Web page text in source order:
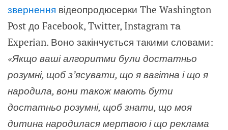
звернення відеопродюсерки The Washington
Post до Facebook, Twitter, Instagram та
Experian. Воно закінчується такими словами:
«Якщо ваші алгоритми були достатньо
розумні, щоб з’ясувати, що я вагітна і що я
народила, вони також мають бути
достатньо розумні, щоб знати, що моя
дитина народилася мертвою і що реклама